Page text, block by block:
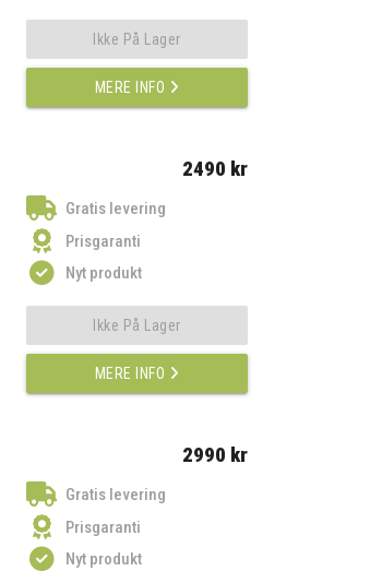
Ikke På Lager
MERE INFO
2490 kr
Gratis levering
Prisgaranti
Nyt produkt
Ikke På Lager
MERE INFO
2990 kr
Gratis levering
Prisgaranti
Nyt produkt